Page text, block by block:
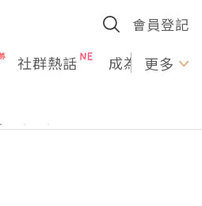
會員登記
社群熱話 成為U更多